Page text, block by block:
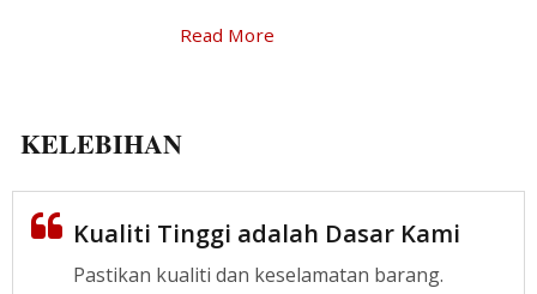
Read More
KELEBIHAN
Kualiti Tinggi adalah Dasar Kami
Pastikan kualiti dan keselamatan barang.